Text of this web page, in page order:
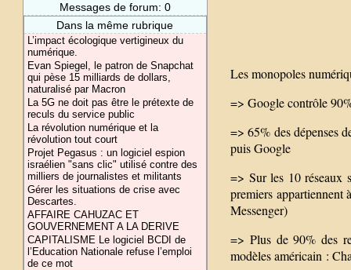
Messages de forum: 0
Dans la même rubrique
L’impact écologique vertigineux du
numérique.
Evan Spiegel, le patron de Snapchat
qui pèse 15 milliards de dollars,
naturalisé par Macron
La 5G ne doit pas être le prétexte de
reculs du service public
La révolution numérique et la
révolution tout court
Projet Pegasus : un logiciel espion
israélien "sans clic" utilisé contre des
milliers de journalistes et militants
Gérer les situations de crise avec
Descartes.
AFFAIRE CAHUZAC ET
GOUVERNEMENT A LA DERIVE
CAPITALISME Le logiciel BCDI de
l’Education Nationale refuse l’emploi
de ce mot
Les monopoles
=> Google contrôle
=> 65% des dépenses
puis Google
=> Sur les 10 réseaux
premiers appartiennent
Messenger)
=> Plus de 90% des
modèles américain :